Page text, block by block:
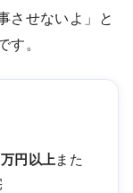
させないよ」と
す。
円以上また